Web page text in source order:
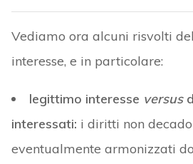
Vediamo ora alcuni risvolti
interesse, e in particolare:
legittimo interesse versus
interessati: i diritti non
eventualmente armonizzati